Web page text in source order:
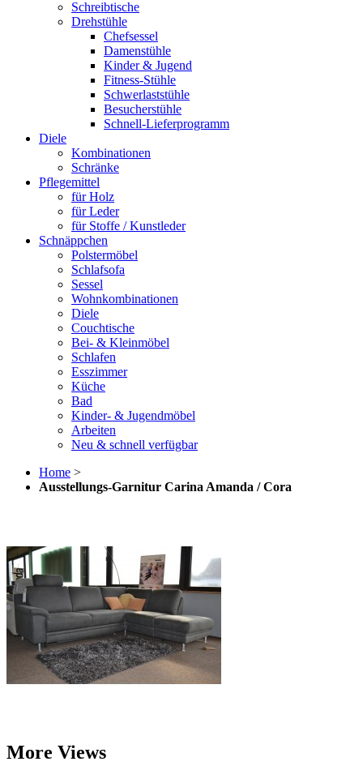
Schreibtische
Drehstühle
Chefsessel
Damenstühle
Kinder & Jugend
Fitness-Stühle
Schwerlaststühle
Besucherstühle
Schnell-Lieferprogramm
Diele
Kombinationen
Schränke
Pflegemittel
für Holz
für Leder
für Stoffe / Kunstleder
Schnäppchen
Polstermöbel
Schlafsofa
Sessel
Wohnkombinationen
Diele
Couchtische
Bei- & Kleinmöbel
Schlafen
Esszimmer
Küche
Bad
Kinder- & Jugendmöbel
Arbeiten
Neu & schnell verfügbar
Home >
Ausstellungs-Garnitur Carina Amanda / Cora
More Views